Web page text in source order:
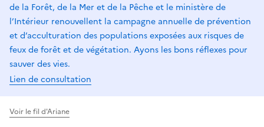
de la Forêt, de la Mer et de la Pêche et le ministère de
l’Intérieur renouvellent la campagne annuelle de prévention
et d’acculturation des populations exposées aux risques de
feux de forêt et de végétation. Ayons les bons réflexes pour
sauver des vies.
Lien de consultation
Voir le fil d'Ariane